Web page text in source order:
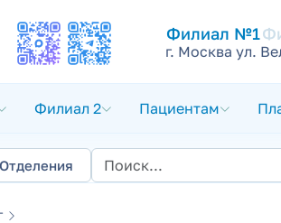
Филиал №1
г. Москва ул.
Филиал 2 Пациентам
Отделения